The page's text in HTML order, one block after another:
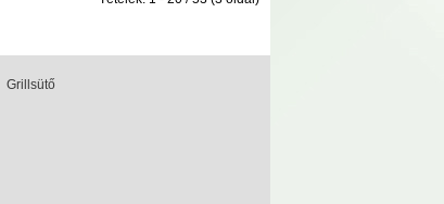
Grillsütő